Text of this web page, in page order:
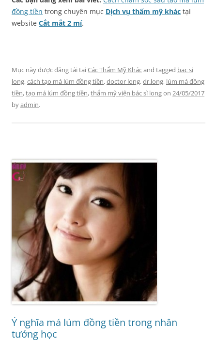
đồng tiền trong chuyên mục Dịch vụ thẩm mỹ khác tại
website Cắt mắt 2 mí.
Mục này được đăng tải tạiCác Thẩm Mỹ Khácand tagged bac si
long,cách tạo má lúm đồng tiền,doctor long,dr.long, lúm má đồng
tiền,tạo má lúm đồng tiền,thẩm mỹ viện bác sĩ longon 24/05/2017
byadmin.
Ý nghĩa má lúm đồng tiền trong nhân
tướng học